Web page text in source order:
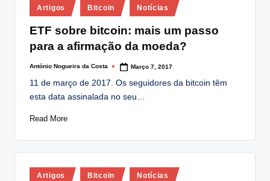
Posted
in
Artigos Bitcoin Notícias
ETF sobre bitcoin: mais um passo
para a afirmação da moeda?
Posted
António Nogueira da Costa Março 7, 2017
11 de março de 2017. Os seguidores da bitcoin têm
esta data assinalada no seu…
Read More
Posted
Artigos Bitcoin Notícias